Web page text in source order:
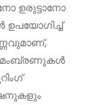
ഉരുട്ടാനോ
മെംബ്രണുകൾ